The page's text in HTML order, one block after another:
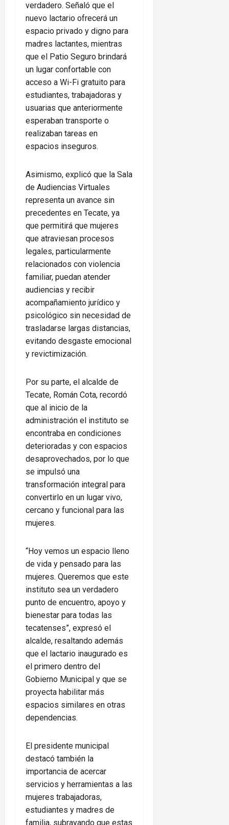
verdadero. Señaló que el
nuevo lactario ofrecerá un
espacio privado y digno para
madres lactantes, mientras
que el Patio Seguro brindará
un lugar confortable con
acceso a Wi-Fi gratuito para
estudiantes, trabajadoras y
usuarias que anteriormente
esperaban transporte o
realizaban tareas en
espacios inseguros.
Asimismo, explicó que la Sala
de Audiencias Virtuales
representa un avance sin
precedentes en Tecate, ya
que permitirá que mujeres
que atraviesan procesos
legales, particularmente
relacionados con violencia
familiar, puedan atender
audiencias y recibir
acompañamiento jurídico y
psicológico sin necesidad de
trasladarse largas distancias,
evitando desgaste emocional
y revictimización.
Por su parte, el alcalde de
Tecate, Román Cota, recordó
que al inicio de la
administración el instituto se
encontraba en condiciones
deterioradas y con espacios
desaprovechados, por lo que
se impulsó una
transformación integral para
convertirlo en un lugar vivo,
cercano y funcional para las
mujeres.
“Hoy vemos un espacio lleno
de vida y pensado para las
mujeres. Queremos que este
instituto sea un verdadero
punto de encuentro, apoyo y
bienestar para todas las
tecatenses”, expresó el
alcalde, resaltando además
que el lactario inaugurado es
el primero dentro del
Gobierno Municipal y que se
proyecta habilitar más
espacios similares en otras
dependencias.
El presidente municipal
destacó también la
importancia de acercar
servicios y herramientas a las
mujeres trabajadoras,
estudiantes y madres de
familia, subrayando que estas